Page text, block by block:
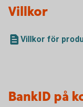
Villkor
Villkor för
BankID på